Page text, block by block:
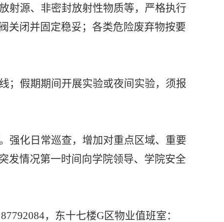
射源、非密封放射性物质等，严格执行
关闭并固定稳妥；各类危险废弃物按要
；假期期间开展实验或夜间实验，须报
强化日常巡查，增加对重点区域、重要
发情况第一时间向学院领导、学院安全
87792084，东十七楼G区物业值班室：